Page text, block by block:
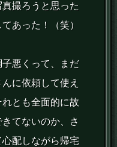
撮ろうと思った
あった！（笑）
悪くって、まだ
に依頼して使え
とも全面的に故
てないのか、さ
配しながら帰宅